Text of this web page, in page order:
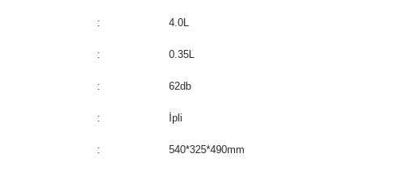
: 4.0L
: 0.35L
: 62db
: İpli
: 540*325*490mm